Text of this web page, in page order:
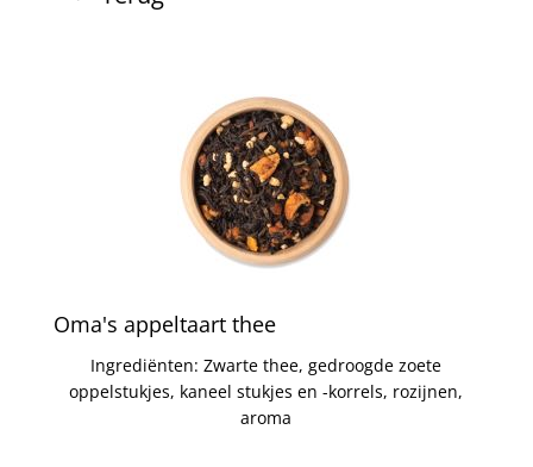
Oma's appeltaart thee
Ingrediënten: Zwarte thee, gedroogde zoete
oppelstukjes, kaneel stukjes en -korrels, rozijnen,
aroma